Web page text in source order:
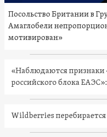
Посольство Британии в
Амаглобели
мотивирован»
«Наблюдаются признаки
российского блока
Wildberries перебирается